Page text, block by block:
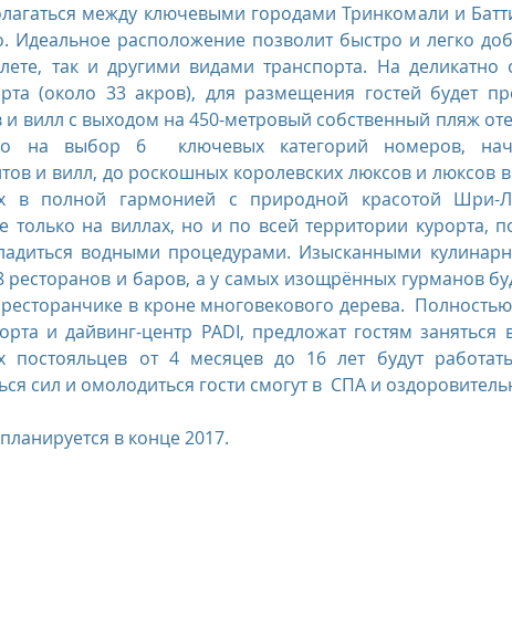
между ключевыми городами Тринкомали и
Идеальное расположение позволит быстро и легко
так и другими видами транспорта. На деликатно
(около 33 акров), для размещения гостей будет
вилл с выходом на 450-метровый собственный пляж
на выбор 6  ключевых категорий номеров,
и вилл, до роскошных королевских люксов и люксов
в полной гармонией с природной красотой Шри-
только на виллах, но и по всей территории курорта,
водными процедурами. Изысканными
ресторанов и баров, а у самых изощрённых гурманов
в кроне многовекового дерева.
и дайвинг-центр PADI, предложат гостям
от 4 месяцев до 16 лет будут
сил и омолодиться гости смогут в  СПА и
в конце 2017.